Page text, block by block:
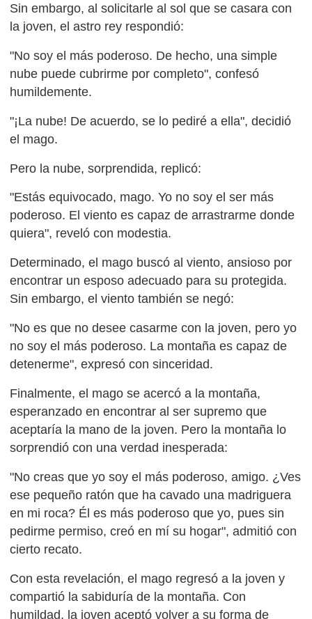
Sin embargo, al solicitarle al sol que se casara con
la joven, el astro rey respondió:
"No soy el más poderoso. De hecho, una simple
nube puede cubrirme por completo", confesó
humildemente.
"¡La nube! De acuerdo, se lo pediré a ella", decidió
el mago.
Pero la nube, sorprendida, replicó:
"Estás equivocado, mago. Yo no soy el ser más
poderoso. El viento es capaz de arrastrarme donde
quiera", reveló con modestia.
Determinado, el mago buscó al viento, ansioso por
encontrar un esposo adecuado para su protegida.
Sin embargo, el viento también se negó:
"No es que no desee casarme con la joven, pero yo
no soy el más poderoso. La montaña es capaz de
detenerme", expresó con sinceridad.
Finalmente, el mago se acercó a la montaña,
esperanzado en encontrar al ser supremo que
aceptaría la mano de la joven. Pero la montaña lo
sorprendió con una verdad inesperada:
"No creas que yo soy el más poderoso, amigo. ¿Ves
ese pequeño ratón que ha cavado una madriguera
en mi roca? Él es más poderoso que yo, pues sin
pedirme permiso, creó en mí su hogar", admitió con
cierto recato.
Con esta revelación, el mago regresó a la joven y
compartió la sabiduría de la montaña. Con
humildad, la joven aceptó volver a su forma de